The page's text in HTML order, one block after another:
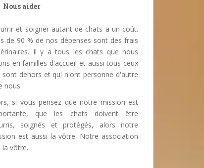
Nous aider
et soigner autant de chats a un coût.
de 90 % de nos dépenses sont des frais
Il y a tous les chats que nous
en familles d'accueil et aussi tous ceux
sont dehors et qui n'ont personne d'autre
nous.
si vous pensez que notre mission est
que les chats doivent être
soignés et protégés, alors notre
est aussi la vôtre. Notre association
la vôtre.